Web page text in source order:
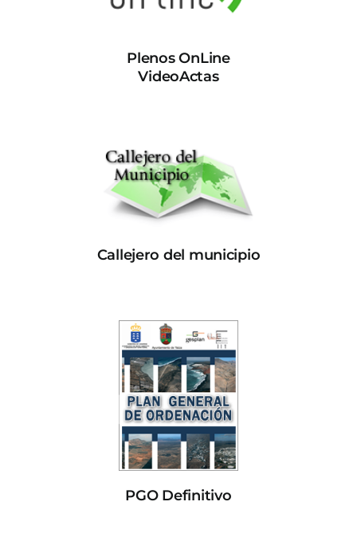
Plenos OnLine
VideoActas
Callejero del municipio
PGO Definitivo